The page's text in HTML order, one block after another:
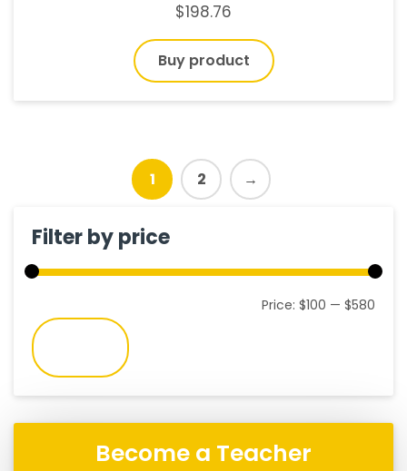
$198.76
Buy product
1 2 →
Filter by price
Price: $100 — $580
Become a Teacher